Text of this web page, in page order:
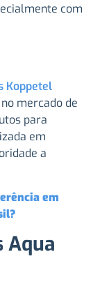
com
Koppetel
mercado de
para
em
a
em
Aqua